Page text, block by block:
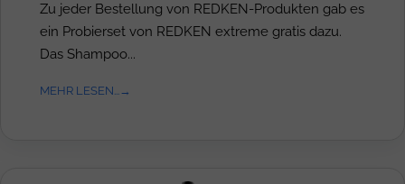
Zu jeder Bestellung von REDKEN-Produkten gab es
ein Probierset von REDKEN extreme gratis dazu.
Das Shampoo...
MEHR LESEN...